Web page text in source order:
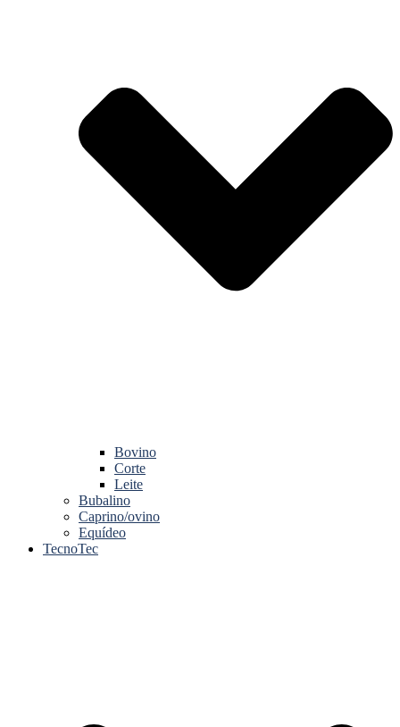
Bovino
Corte
Leite
Bubalino
Caprino/ovino
Equídeo
TecnoTec